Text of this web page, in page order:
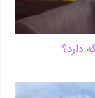
دارد؟